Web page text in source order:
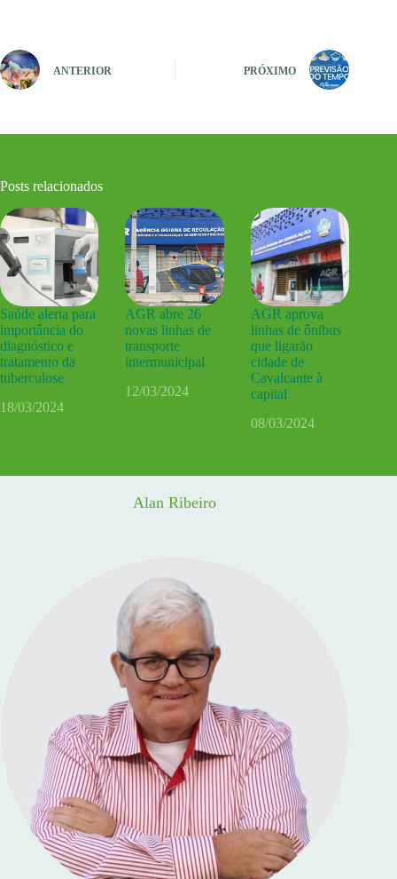
ANTERIOR PRÓXIMO
Posts relacionados
Saúde alerta para
importância do
diagnóstico e
tratamento da
tuberculose
18/03/2024
AGR abre 26
novas linhas de
transporte
intermunicipal
12/03/2024
AGR aprova
linhas de ônibus
que ligarão
cidade de
Cavalcante à
capital
08/03/2024
Alan Ribeiro